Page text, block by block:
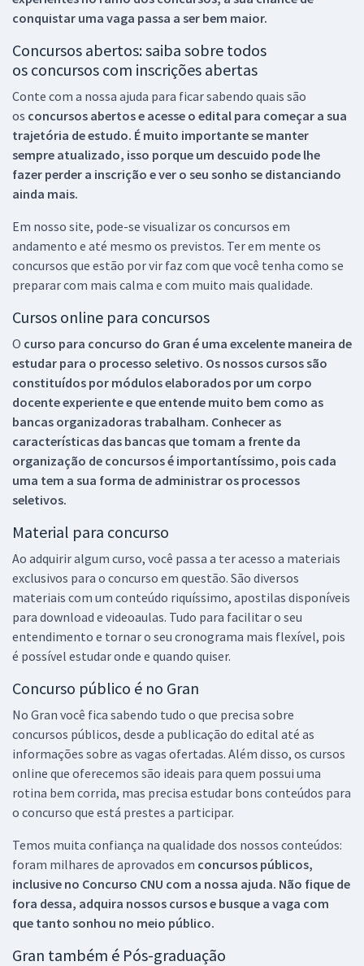
conquistar uma vaga passa a ser bem maior.
Concursos abertos: saiba sobre todos
os concursos com inscrições abertas
Conte com a nossa ajuda para ficar sabendo quais são
os concursos abertos e acesse o edital para começar a sua
trajetória de estudo. É muito importante se manter
sempre atualizado, isso porque um descuido pode lhe
fazer perder a inscrição e ver o seu sonho se distanciando
ainda mais.
Em nosso site, pode-se visualizar os concursos em
andamento e até mesmo os previstos. Ter em mente os
concursos que estão por vir faz com que você tenha como se
preparar com mais calma e com muito mais qualidade.
Cursos online para concursos
O curso para concurso do Gran é uma excelente maneira de
estudar para o processo seletivo. Os nossos cursos são
constituídos por módulos elaborados por um corpo
docente experiente e que entende muito bem como as
bancas organizadoras trabalham. Conhecer as
características das bancas que tomam a frente da
organização de concursos é importantíssimo, pois cada
uma tem a sua forma de administrar os processos
seletivos.
Material para concurso
Ao adquirir algum curso, você passa a ter acesso a materiais
exclusivos para o concurso em questão. São diversos
materiais com um conteúdo riquíssimo, apostilas disponíveis
para download e videoaulas. Tudo para facilitar o seu
entendimento e tornar o seu cronograma mais flexível, pois
é possível estudar onde e quando quiser.
Concurso público é no Gran
No Gran você fica sabendo tudo o que precisa sobre
concursos públicos, desde a publicação do edital até as
informações sobre as vagas ofertadas. Além disso, os cursos
online que oferecemos são ideais para quem possui uma
rotina bem corrida, mas precisa estudar bons conteúdos para
o concurso que está prestes a participar.
Temos muita confiança na qualidade dos nossos conteúdos:
foram milhares de aprovados em concursos públicos,
inclusive no Concurso CNU com a nossa ajuda. Não fique de
fora dessa, adquira nossos cursos e busque a vaga com
que tanto sonhou no meio público.
Gran também é Pós-graduação